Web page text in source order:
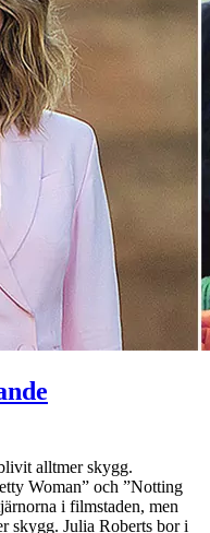
alltmer skygg.
Woman” och ”Notting
i filmstaden, men
skygg. Julia Roberts bor i